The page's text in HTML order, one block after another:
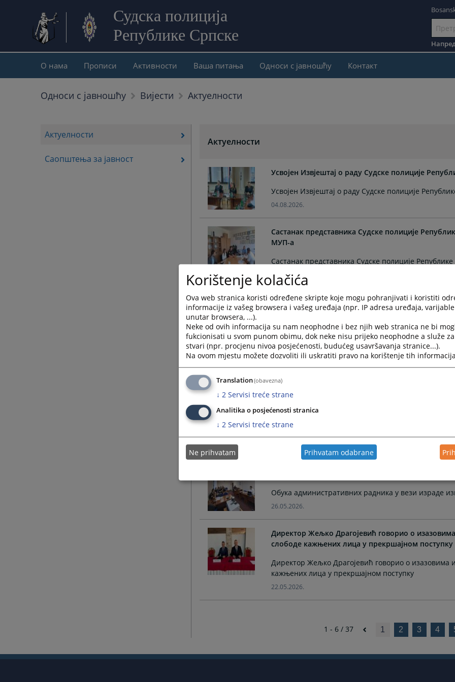
Судска полиција
Републике Српске
садржај
О нама Прописи Активности Ваша питања Односи с јавношћу Контакт
Односи с јавношћу Вијести Актуелности
Актуелности
Саопштења за јавност
Актуелности
Усвојен Извјештај о раду Судске полиције
Усвојен Извјештај о раду Судске полиције
04.08.2026.
Састанак представника Судске полиције
МУП-а
Састанак представника Судске полиције
03.07.2026.
Коначна листа успјешности кандидата на основу
године
Коначна листа успјешности кандидата на основу
године
23.06.2026.
Обавјештење за кандидате који посједују
Обавјештење за кандидате који посједују важеће
10.06.2026.
Обука административних радника у вези израде
Обука административних радника у вези израде
26.05.2026.
Директор Жељко Драгојевић говорио о
слободе кажњених лица у прекршајном поступку
Директор Жељко Драгојевић говорио о изазовима
кажњених лица у прекршајном поступку
22.05.2026.
1 - 6 / 37 1 2 3 4
Korištenje kolačića
Ova web stranica koristi određene skripte koje mogu pohranjivati i koristiti
informacije iz vašeg browsera i vašeg uređaja (npr. IP adresa uređaja,
unutar browsera, ...).
Neke od ovih informacija su nam neophodne i bez njih web stranica ne bi
fukcionisati u svom punom obimu, dok neke nisu prijeko neophodne a služe
stvari (npr. procjenu nivoa posjećenosti, budućeg usavršavanja stranice...).
Na ovom mjestu možete dozvoliti ili uskratiti pravo na korištenje tih
Translation(obavezna)
↓ 2 Servisi treće strane
Analitika o posjećenosti stranica
↓ 2 Servisi treće strane
Ne prihvatam Prihvatam odabrane